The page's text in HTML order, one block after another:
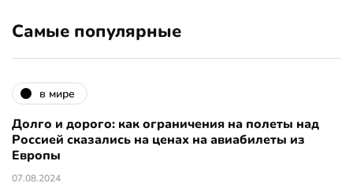
Самые популярные
в мире
Долго и дорого: как ограничения на полеты над
Россией сказались на ценах на авиабилеты из
Европы
07.08.2024